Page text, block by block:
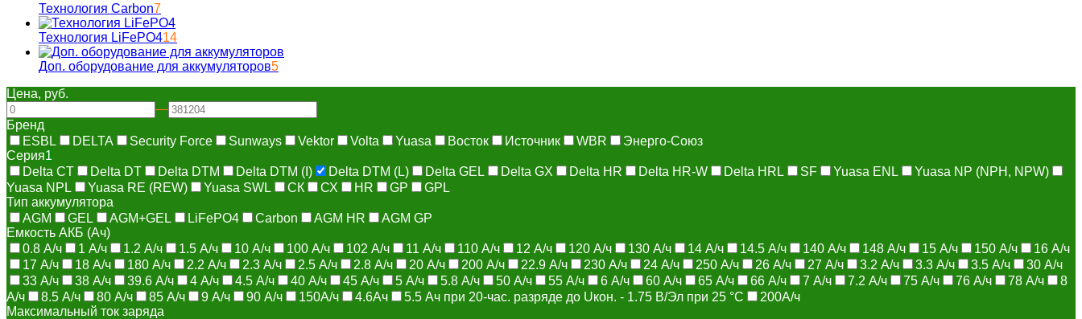
Технология Carbon7
Технология LiFePO414
Доп. оборудование для аккумуляторов5
Цена, руб.
—
Бренд
ESBL
DELTA Security Force Sunways Vektor Volta Yuasa Восток Источник WBR
Энерго-Союз
Серия1
Delta CT
Delta DT Delta DTM Delta DTM (I) Delta DTM (L) Delta GEL Delta GX Delta HR Delta HR-W Delta HRL SF Yuasa ENL
Yuasa NP (NPH, NPW)
Yuasa NPL
Yuasa RE (REW) Yuasa SWL СК СХ HR GP
GPL
Тип аккумулятора
AGM
GEL AGM+GEL LiFePO4 Carbon AGM HR
AGM GP
Емкость АКБ (Ач)
0.8 А/ч
1 А/ч 1.2 А/ч 1.5 А/ч 10 А/ч 100 А/ч 102 А/ч 11 А/ч 110 А/ч 12 А/ч 120 А/ч 130 А/ч 14 А/ч 14.5 А/ч 140 А/ч 148 А/ч 15 А/ч 150 А/ч
16 А/ч
17 А/ч
18 А/ч 180 А/ч 2.2 А/ч 2.3 А/ч 2.5 А/ч 2.8 А/ч 20 А/ч 200 А/ч 22.9 А/ч 230 А/ч 24 А/ч 250 А/ч 26 А/ч 27 А/ч 3.2 А/ч 3.3 А/ч 3.5 А/ч
30 А/ч
33 А/ч
38 А/ч 39.6 А/ч 4 А/ч 4.5 А/ч 40 А/ч 45 А/ч 5 А/ч 5.8 А/ч 50 А/ч 55 А/ч 6 А/ч 60 А/ч 65 А/ч 66 А/ч 7 А/ч 7.2 А/ч 75 А/ч 76 А/ч 78 А/ч
8
А/ч
8.5 А/ч 80 А/ч 85 А/ч 9 А/ч 90 А/ч 150А/ч 4.6Ач 5.5 Aч при 20-час. разряде до Uкон. - 1.75 В/Эл при 25 °C
200А/ч
Максимальный ток заряда